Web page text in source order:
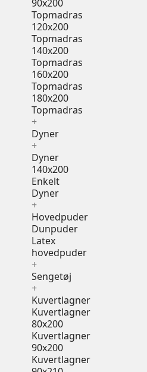
90x200
Topmadras
120x200
Topmadras
140x200
Topmadras
160x200
Topmadras
180x200
Topmadras
+
Dyner
+
Dyner
140x200
Enkelt
Dyner
+
Hovedpuder
Dunpuder
Latex
hovedpuder
+
Sengetøj
+
Kuvertlagner
Kuvertlagner
80x200
Kuvertlagner
90x200
Kuvertlagner